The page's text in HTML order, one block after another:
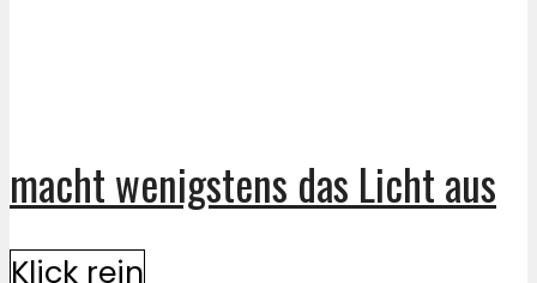
macht wenigstens das Licht aus
Klick rein